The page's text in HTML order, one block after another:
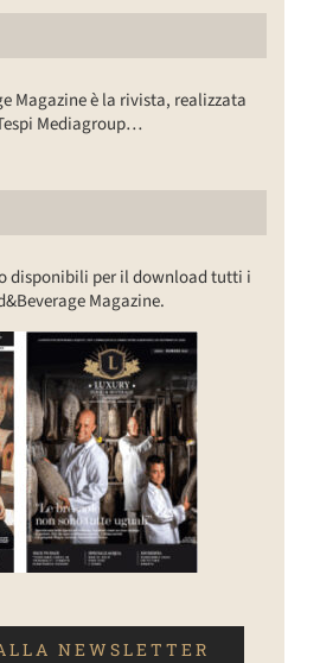
Magazine è la rivista, realizzata
Mediagroup…
disponibili per il download tutti i
Magazine.
NEWSLETTER